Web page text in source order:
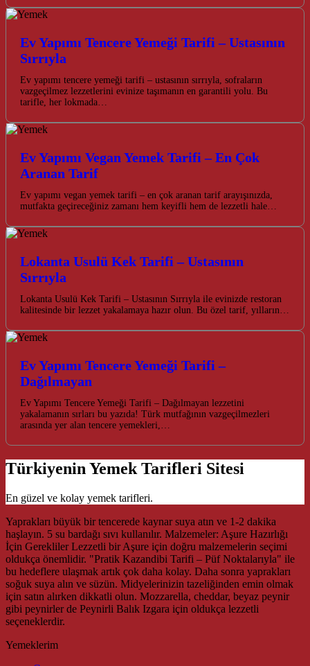
Ev Yapımı Tencere Yemeği Tarifi – Ustasının
Sırrıyla
Ev yapımı tencere yemeği tarifi – ustasının sırrıyla, sofraların
vazgeçilmez lezzetlerini evinize taşımanın en garantili yolu. Bu
tarifle, her lokmada…
Ev Yapımı Vegan Yemek Tarifi – En Çok
Aranan Tarif
Ev yapımı vegan yemek tarifi – en çok aranan tarif arayışınızda,
mutfakta geçireceğiniz zamanı hem keyifli hem de lezzetli hale…
Lokanta Usulü Kek Tarifi – Ustasının
Sırrıyla
Lokanta Usulü Kek Tarifi – Ustasının Sırrıyla ile evinizde restoran
kalitesinde bir lezzet yakalamaya hazır olun. Bu özel tarif, yılların…
Ev Yapımı Tencere Yemeği Tarifi –
Dağılmayan
Ev Yapımı Tencere Yemeği Tarifi – Dağılmayan lezzetini
yakalamanın sırları bu yazıda! Türk mutfağının vazgeçilmezleri
arasında yer alan tencere yemekleri,…
Türkiyenin Yemek Tarifleri Sitesi
En güzel ve kolay yemek tarifleri.
Yaprakları büyük bir tencerede kaynar suya atın ve 1-2 dakika
haşlayın. 5 su bardağı sıvı kullanılır. Malzemeler: Aşure Hazırlığı
İçin Gerekliler Lezzetli bir Aşure için doğru malzemelerin seçimi
oldukça önemlidir. "Pratik Kazandibi Tarifi – Püf Noktalarıyla" ile
bu hedeflere ulaşmak artık çok daha kolay. Daha sonra yaprakları
soğuk suya alın ve süzün. Midyelerinizin tazeliğinden emin olmak
için satın alırken dikkatli olun. Mozzarella, cheddar, beyaz peynir
gibi peynirler de Peynirli Balık Izgara için oldukça lezzetli
seçeneklerdir.
Yemeklerim